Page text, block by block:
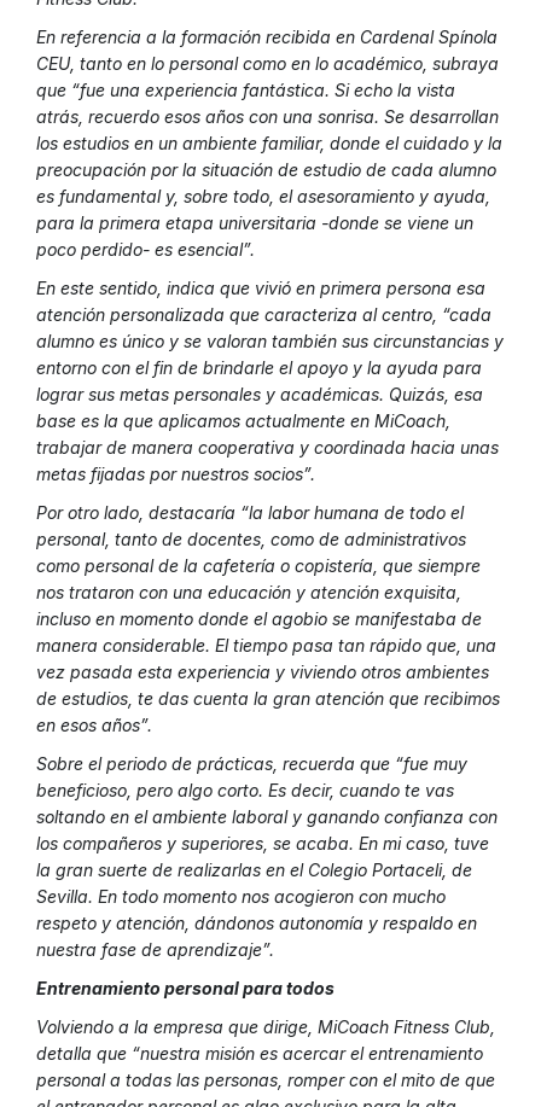
En referencia a la formación recibida en Cardenal Spínola
CEU, tanto en lo personal como en lo académico, subraya
que “fue una experiencia fantástica. Si echo la vista
atrás, recuerdo esos años con una sonrisa. Se desarrollan
los estudios en un ambiente familiar, donde el cuidado y la
preocupación por la situación de estudio de cada alumno
es fundamental y, sobre todo, el asesoramiento y ayuda,
para la primera etapa universitaria -donde se viene un
poco perdido- es esencial”.
En este sentido, indica que vivió en primera persona esa
atención personalizada que caracteriza al centro, “cada
alumno es único y se valoran también sus circunstancias y
entorno con el fin de brindarle el apoyo y la ayuda para
lograr sus metas personales y académicas. Quizás, esa
base es la que aplicamos actualmente en MiCoach,
trabajar de manera cooperativa y coordinada hacia unas
metas fijadas por nuestros socios”.
Por otro lado, destacaría “la labor humana de todo el
personal, tanto de docentes, como de administrativos
como personal de la cafetería o copistería, que siempre
nos trataron con una educación y atención exquisita,
incluso en momento donde el agobio se manifestaba de
manera considerable. El tiempo pasa tan rápido que, una
vez pasada esta experiencia y viviendo otros ambientes
de estudios, te das cuenta la gran atención que recibimos
en esos años”.
Sobre el periodo de prácticas, recuerda que “fue muy
beneficioso, pero algo corto. Es decir, cuando te vas
soltando en el ambiente laboral y ganando confianza con
los compañeros y superiores, se acaba. En mi caso, tuve
la gran suerte de realizarlas en el Colegio Portaceli, de
Sevilla. En todo momento nos acogieron con mucho
respeto y atención, dándonos autonomía y respaldo en
nuestra fase de aprendizaje”.
Entrenamiento personal para todos
Volviendo a la empresa que dirige, MiCoach Fitness Club,
detalla que “nuestra misión es acercar el entrenamiento
personal a todas las personas, romper con el mito de que